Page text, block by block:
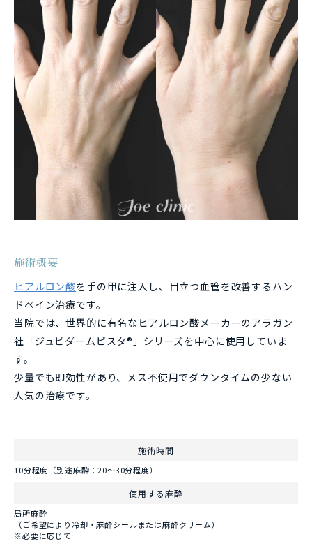
施術概要
ヒアルロン酸を手の甲に注入し、目立つ血管を改善するハン
ドベイン治療です。
当院では、世界的に有名なヒアルロン酸メーカーのアラガン
社「ジュビダームビスタ®」シリーズを中心に使用していま
す。
少量でも即効性があり、メス不使用でダウンタイムの少ない
人気の治療です。
施術時間
10分程度（別途麻酔：20～30分程度）
使用する麻酔
局所麻酔
（ご希望により冷却・麻酔シールまたは麻酔クリーム）
※必要に応じて